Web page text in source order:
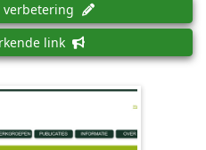
verbetering
link